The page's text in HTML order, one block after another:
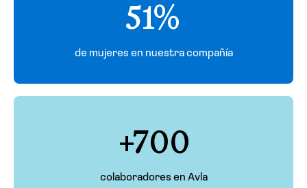
51%
de mujeres en nuestra compañía
+700
colaboradores en Avla